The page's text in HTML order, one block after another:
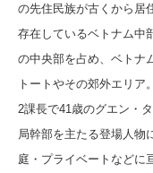
の先住民族が古くから居
存在しているベトナム中
の中央部を占め、ベトナ
トートやその郊外エリ
2課長で41歳のグエン・
局幹部を主たる登場人物
庭・プライベートなどに